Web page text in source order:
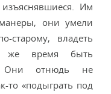
Им
они умели
старому, владеть
время быть
Они отнюдь не
то «подыграть под